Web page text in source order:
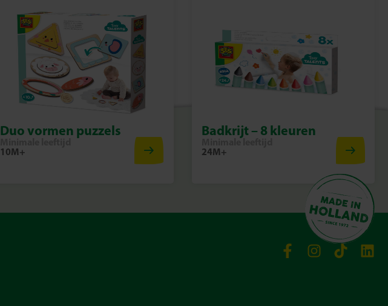
Duo vormen puzzels
10M+
Badkrijt – 8 kleuren
Minimale leeftijd
24M+